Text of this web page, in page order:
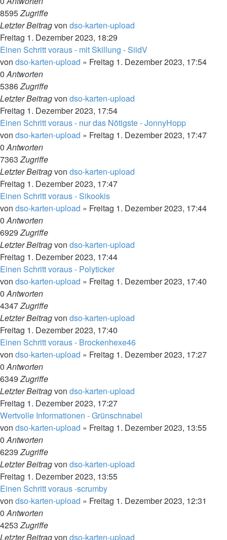
8595Zugriffe
Letzter Beitragvon dso-karten-upload
Freitag 1. Dezember 2023, 18:29
Einen Schritt voraus - mit Skillung - SiidV
von dso-karten-upload » Freitag 1. Dezember 2023, 17:54
0Antworten
5386Zugriffe
Letzter Beitragvon dso-karten-upload
Freitag 1. Dezember 2023, 17:54
Einen Schritt voraus - nur das Nötigste - JonnyHopp
von dso-karten-upload » Freitag 1. Dezember 2023, 17:47
0Antworten
7363Zugriffe
Letzter Beitragvon dso-karten-upload
Freitag 1. Dezember 2023, 17:47
Einen Schritt voraus - Sikookis
von dso-karten-upload » Freitag 1. Dezember 2023, 17:44
0Antworten
6929Zugriffe
Letzter Beitragvon dso-karten-upload
Freitag 1. Dezember 2023, 17:44
Einen Schritt voraus - Polyticker
von dso-karten-upload » Freitag 1. Dezember 2023, 17:40
0Antworten
4347Zugriffe
Letzter Beitragvon dso-karten-upload
Freitag 1. Dezember 2023, 17:40
Einen Schritt voraus - Brockenhexe46
von dso-karten-upload » Freitag 1. Dezember 2023, 17:27
0Antworten
6349Zugriffe
Letzter Beitragvon dso-karten-upload
Freitag 1. Dezember 2023, 17:27
Wertvolle Informationen - Grünschnabel
von dso-karten-upload » Freitag 1. Dezember 2023, 13:55
0Antworten
6239Zugriffe
Letzter Beitragvon dso-karten-upload
Freitag 1. Dezember 2023, 13:55
Einen Schritt voraus -scrumby
von dso-karten-upload » Freitag 1. Dezember 2023, 12:31
0Antworten
4253Zugriffe
Letzter Beitragvon dso-karten-upload